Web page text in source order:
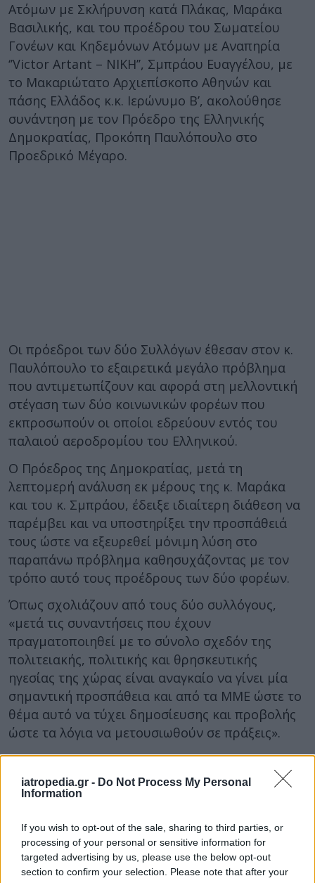
iatropedia.gr - Do Not Process My Personal
Information
If you wish to opt-out of the sale, sharing to third parties, or
processing of your personal or sensitive information for
targeted advertising by us, please use the below opt-out
section to confirm your selection. Please note that after your
Ατόμων με Σκλήρυνση κατά Πλάκας, Μαράκα
Βασιλικής, και του προέδρου του Σωματείου
Γονέων και Κηδεμόνων Ατόμων με Αναπηρία
‘’Victor Artant – ΝΙΚΗ’’, Σμπράου Ευαγγέλου, με
το Μακαριώτατο Αρχιεπίσκοπο Αθηνών και
πάσης Ελλάδος κ.κ. Ιερώνυμο Β’, ακολούθησε
συνάντηση με τον Πρόεδρο της Ελληνικής
Δημοκρατίας, Προκόπη Παυλόπουλο στο
Προεδρικό Μέγαρο.
Οι πρόεδροι των δύο Συλλόγων έθεσαν στον κ.
Παυλόπουλο το εξαιρετικά μεγάλο πρόβλημα
που αντιμετωπίζουν και αφορά στη μελλοντική
στέγαση των δύο κοινωνικών φορέων που
εκπροσωπούν οι οποίοι εδρεύουν εντός του
παλαιού αεροδρομίου του Ελληνικού.
Ο Πρόεδρος της Δημοκρατίας, μετά τη
λεπτομερή ανάλυση εκ μέρους της κ. Μαράκα
και του κ. Σμπράου, έδειξε ιδιαίτερη διάθεση να
παρέμβει και να υποστηρίξει την προσπάθειά
τους ώστε να εξευρεθεί μόνιμη λύση στο
παραπάνω πρόβλημα καθησυχάζοντας με τον
τρόπο αυτό τους προέδρους των δύο φορέων.
Όπως σχολιάζουν από τους δύο συλλόγους,
«μετά τις συναντήσεις που έχουν
πραγματοποιηθεί με το σύνολο σχεδόν της
πολιτειακής, πολιτικής και θρησκευτικής
ηγεσίας της χώρας είναι αναγκαίο να γίνει μία
σημαντική προσπάθεια και από τα ΜΜΕ ώστε το
θέμα αυτό να τύχει δημοσίευσης και προβολής
ώστε τα λόγια να μετουσιωθούν σε πράξεις».